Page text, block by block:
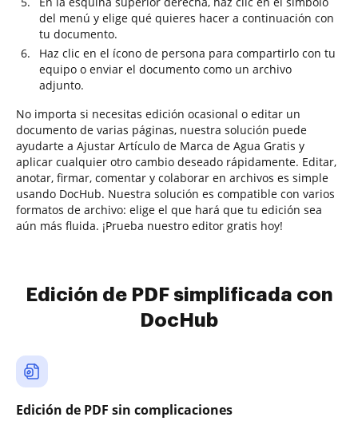
del menú y elige qué quieres hacer a continuación con
tu documento.
Haz clic en el ícono de persona para compartirlo con tu
equipo o enviar el documento como un archivo
adjunto.
No importa si necesitas edición ocasional o editar un
documento de varias páginas, nuestra solución puede
ayudarte a Ajustar Artículo de Marca de Agua Gratis y
aplicar cualquier otro cambio deseado rápidamente. Editar,
anotar, firmar, comentar y colaborar en archivos es simple
usando DocHub. Nuestra solución es compatible con varios
formatos de archivo: elige el que hará que tu edición sea
aún más fluida. ¡Prueba nuestro editor gratis hoy!
Edición de PDF simplificada con
DocHub
Edición de PDF sin complicaciones